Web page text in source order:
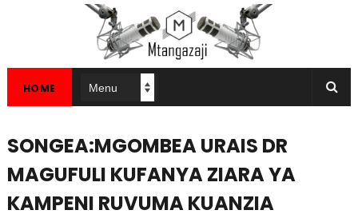
HOME
SONGEA:MGOMBEA URAIS DR
MAGUFULI KUFANYA ZIARA YA
KAMPENI RUVUMA KUANZIA